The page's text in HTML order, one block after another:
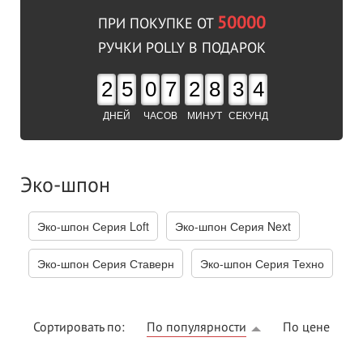
ПРИ ПОКУПКЕ ОТ 50000
РУЧКИ POLLY В ПОДАРОК
2 5
ДНЕЙ
0 7
ЧАСОВ
2 8
МИНУТ
3 3
СЕКУНД
Эко-шпон
Эко-шпон Серия Loft Эко-шпон Серия Next
Эко-шпон Серия Ставерн Эко-шпон Серия Техно
Сортировать по: По популярности
По цене